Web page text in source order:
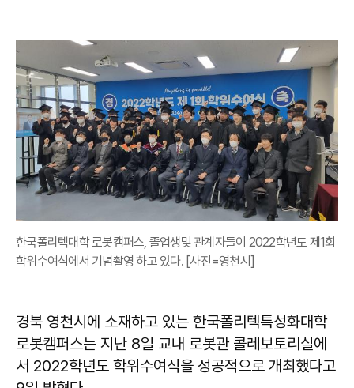
한국폴리텍대학 로봇캠퍼스, 졸업생및 관계자들이 2022학년도 제1회
학위수여식에서 기념촬영 하고 있다. [사진=영천시]
경북 영천시에 소재하고 있는 한국폴리텍특성화대학
로봇캠퍼스는 지난 8일 교내 로봇관 콜레보토리실에
서 2022학년도 학위수여식을 성공적으로 개최했다고